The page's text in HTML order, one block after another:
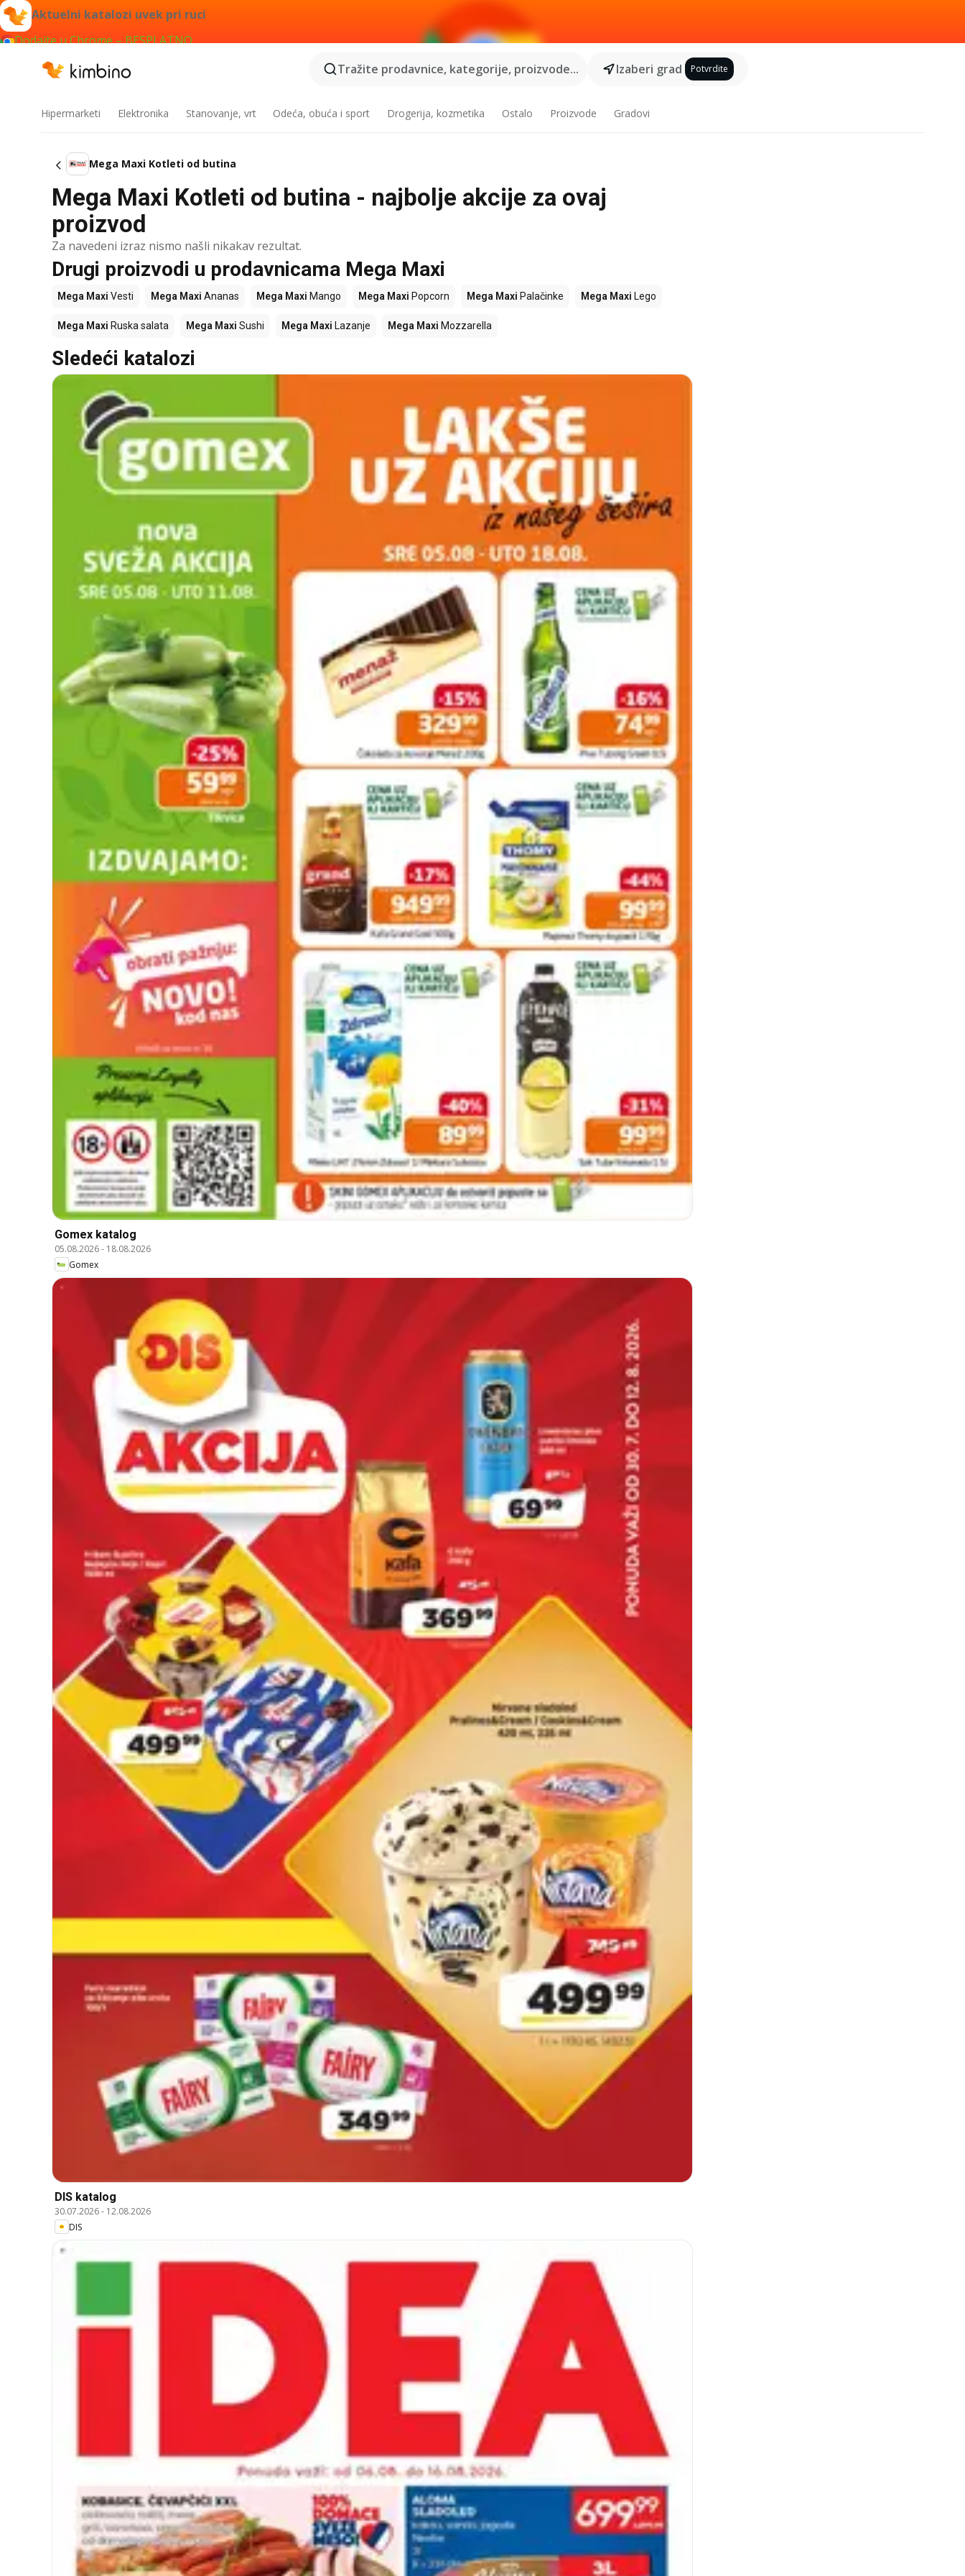
Aktuelni katalozi uvek pri ruci
Dodajte u Chrome – BESPLATNO
Tražite prodavnice, kategorije, proizvode...
Izaberi grad Potvrdite
Hipermarketi Elektronika Stanovanje, vrt Odeća, obuća i sport Drogerija, kozmetika Ostalo Proizvode Gradovi
Mega Maxi Kotleti od butina
Mega Maxi Kotleti od butina - najbolje akcije za ovaj
proizvod
Za navedeni izraz nismo našli nikakav rezultat.
Drugi proizvodi u prodavnicama Mega Maxi
Mega Maxi Vesti Mega Maxi Ananas Mega Maxi Mango Mega Maxi Popcorn Mega Maxi Palačinke Mega Maxi Lego
Mega Maxi Ruska salata Mega Maxi Sushi Mega Maxi Lazanje Mega Maxi Mozzarella
Sledeći katalozi
Gomex katalog
05.08.2026- 18.08.2026
Gomex
DIS katalog
30.07.2026- 12.08.2026
DIS